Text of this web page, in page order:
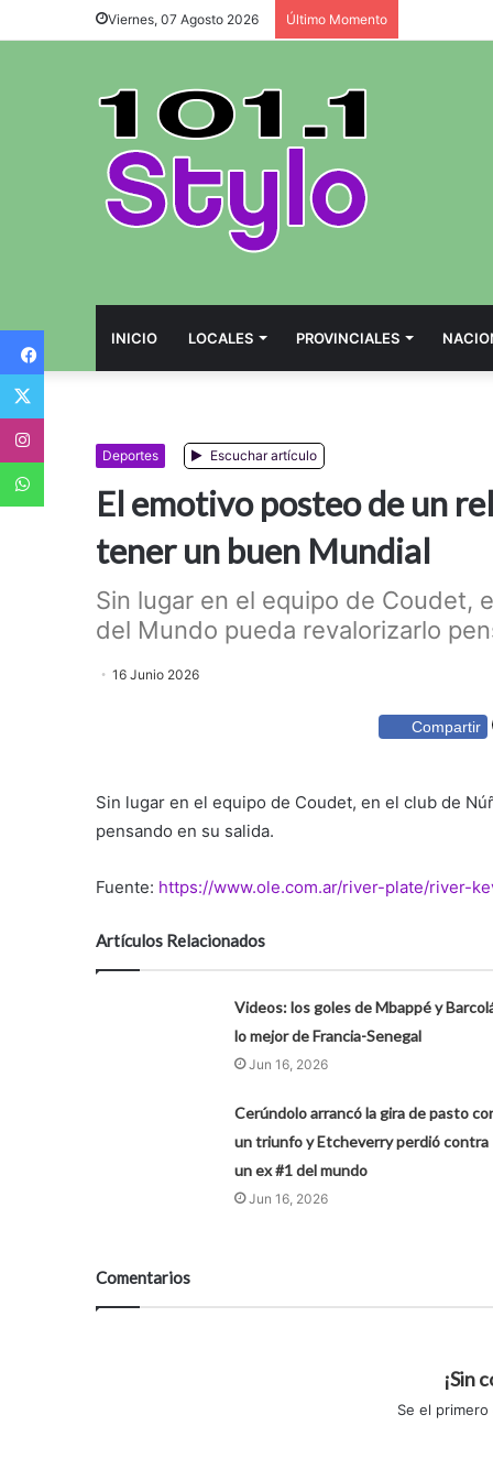
Viernes, 07 Agosto 2026 Último Momento
INICIO LOCALES PROVINCIALES
Deportes Escuchar artículo
El emotivo posteo de un
tener un buen Mundial
Sin lugar en el equipo de Coudet,
del Mundo pueda revalorizarlo
16 Junio 2026
Compartir
Sin lugar en el equipo de Coudet, en el club de
pensando en su salida.
Fuente: https://www.ole.com.ar/river-plate/river-
Artículos Relacionados
Videos: los goles de Mbappé y
lo mejor de Francia-Senegal
Jun 16, 2026
Cerúndolo arrancó la gira de pasto
un triunfo y Etcheverry perdió contra
un ex #1 del mundo
Jun 16, 2026
Comentarios
¡Sin
Se el
Facebook
Twitter
WhatsApp